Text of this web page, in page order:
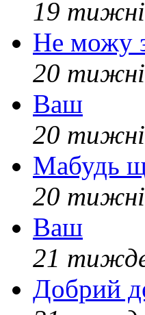
19
Не можу
20
Ваш
20
Мабудь
20
Ваш
21
Добрий